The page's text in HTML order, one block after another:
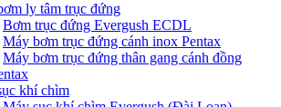
ly tâm trục đứng
Bơm trục đứng Evergush ECDL
Máy bơm trục đứng cánh inox Pentax
Máy bơm trục đứng thân gang cánh đồng
khí chìm